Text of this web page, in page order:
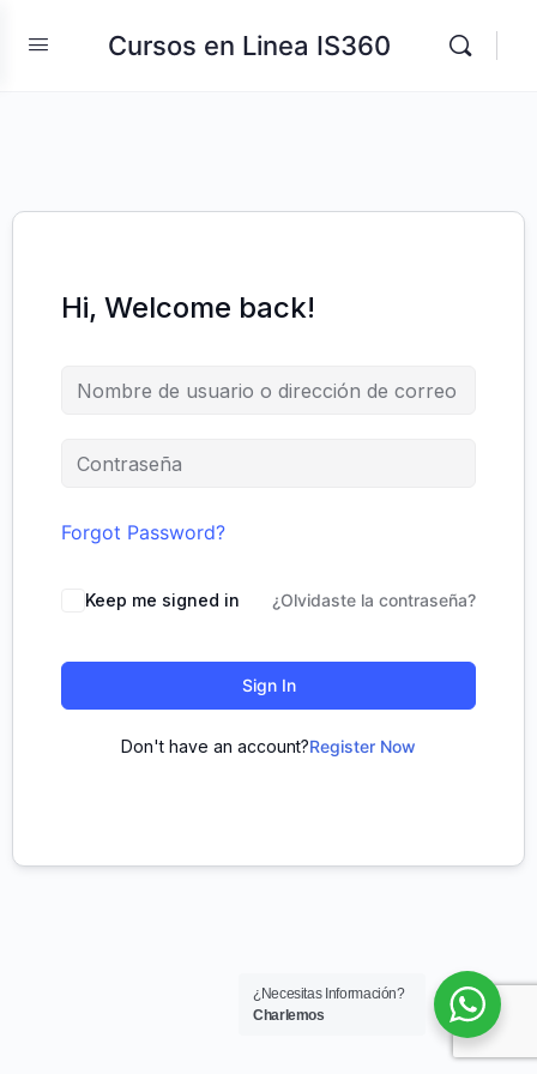
Cursos en Linea IS360
Hi, Welcome back!
Forgot Password?
Keep me signed in ¿Olvidaste la contraseña?
Sign In
Don't have an account?Register Now
¿Necesitas Información?
Charlemos